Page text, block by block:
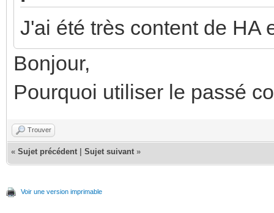
J'ai été très content de HA
Bonjour,
Pourquoi utiliser le passé
Trouver
« Sujet précédent Sujet suivant »
Voir une version imprimable